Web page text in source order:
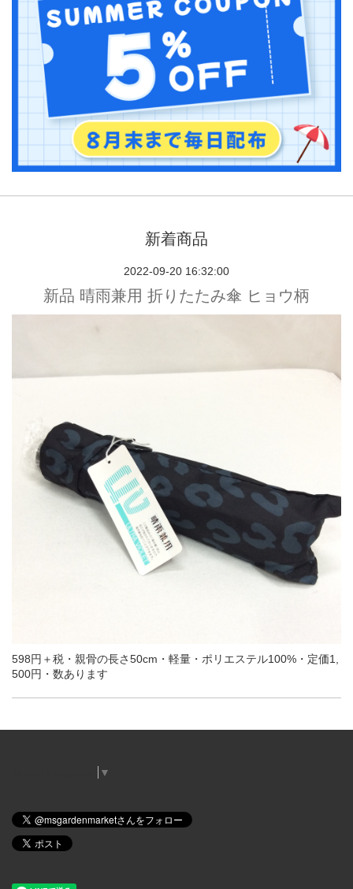
新着商品
2022-09-20 16:32:00
新品 晴雨兼用 折りたたみ傘 ヒョウ柄
598円＋税・親骨の長さ50cm・軽量・ポリエステル100%・定価1,
500円・数あります
▼